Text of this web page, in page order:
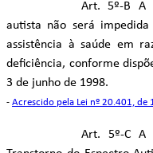
Art. 5º-B A
autista não será
assistência à saúde em
deficiência, conforme
3 de junho de 1998.
- Acrescido pela Lei nº 20.401, de
Art. 5º-C A